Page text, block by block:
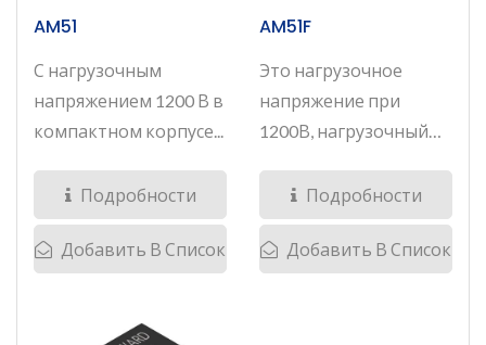
AM51
С нагрузочным
напряжением 1200 В в
компактном корпусе...
Подробности
Добавить В Список
AM51F
Это нагрузочное
напряжение при
1200В, нагрузочный
Подробности
Добавить В Список